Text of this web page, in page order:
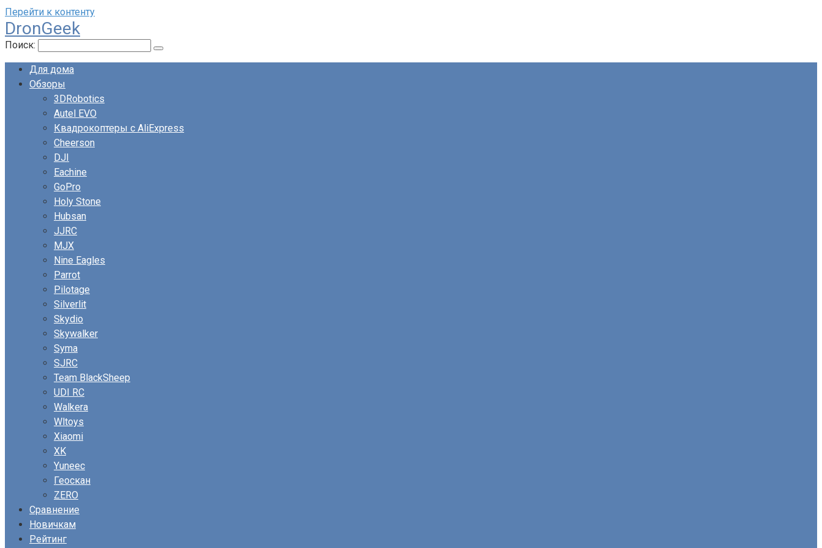
Перейти к контенту
DronGeek
Поиск:
Для дома
Обзоры
3DRobotics
Autel EVO
Квадрокоптеры с AliExpress
Cheerson
DJI
Eachine
GoPro
Holy Stone
Hubsan
JJRC
MJX
Nine Eagles
Parrot
Pilotage
Silverlit
Skydio
Skywalker
Syma
SJRC
Team BlackSheep
UDI RC
Walkera
Wltoys
Xiaomi
XK
Yuneec
Геоскан
ZERO
Сравнение
Новичкам
Рейтинг